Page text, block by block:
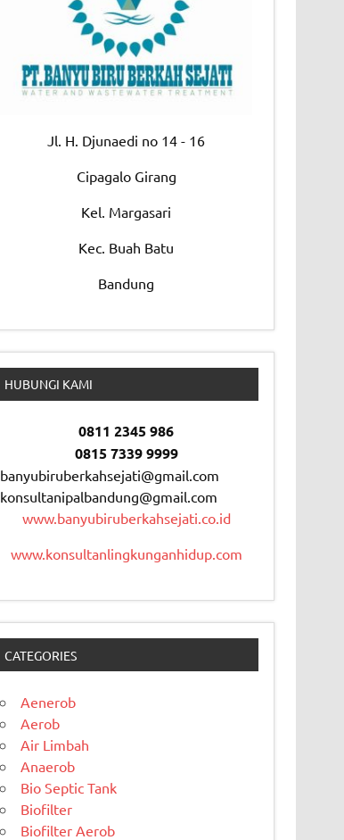
Jl. H. Djunaedi no 14 - 16
Cipagalo Girang
Kel. Margasari
Kec. Buah Batu
Bandung
HUBUNGI KAMI
0811 2345 986
0815 7339 9999
banyubiruberkahsejati@gmail.com
konsultanipalbandung@gmail.com
www.banyubiruberkahsejati.co.id
www.konsultanlingkunganhidup.com
CATEGORIES
Aenerob
Aerob
Air Limbah
Anaerob
Bio Septic Tank
Biofilter
Biofilter Aerob